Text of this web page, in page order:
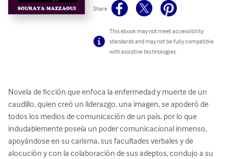
Share
This ebook may not meet accessibility
standards and may not be fully compatible
with assistive technologies.
Novela de ficción que enfoca la enfermedad y muerte de un
caudillo, quien creó un liderazgo, una imagen, se apoderó de
todos los medios de comunicación de un país, por lo que
indudablemente poseía un poder comunicacional inmenso,
apoyándose en su carisma, sus facultades verbales y de
alocución y con la colaboración de sus adeptos, condujo a su